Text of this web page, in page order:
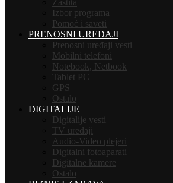
Zaštita
Izbor programa
Pomoć i saveti
PRENOSNI UREĐAJI
Prenosni uređaji vesti
Mobilni telefoni
Notebook, Netbook
Tablet PC
GPS
Ostalo
DIGITALIJE
Digitalije vesti
TV uređaji
Audio-Video plejeri
Digitalni fotoaparati
Digitalne kamere
Ostalo